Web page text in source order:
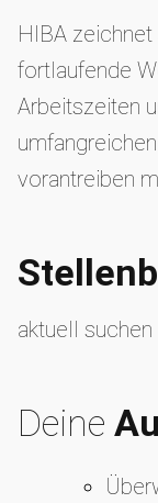
HIBA
fortlaufende
Arbeitszeiten
vorantreiben
aktuell
Deine